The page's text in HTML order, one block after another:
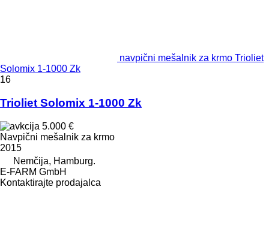
navpični mešalnik za krmo Trioliet
Solomix 1-1000 Zk
16
Trioliet Solomix 1-1000 Zk
5.000 €
Navpični mešalnik za krmo
2015
Nemčija, Hamburg.
E-FARM GmbH
Kontaktirajte prodajalca